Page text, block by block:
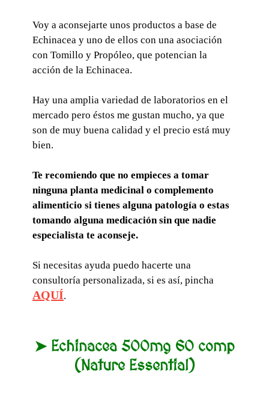
Voy a aconsejarte unos productos a base de
Echinacea y uno de ellos con una asociación
con Tomillo y Propóleo, que potencian la
acción de la Echinacea.
Hay una amplia variedad de laboratorios en el
mercado pero éstos me gustan mucho, ya que
son de muy buena calidad y el precio está muy
bien.
Te recomiendo que no empieces a tomar
ninguna planta medicinal o complemento
alimenticio si tienes alguna patología o estas
tomando alguna medicación sin que nadie
especialista te aconseje.
Si necesitas ayuda puedo hacerte una
consultoría personalizada, si es así, pincha
AQUÍ.
➤ Echinacea 500mg 60 comp
(Nature Essential)